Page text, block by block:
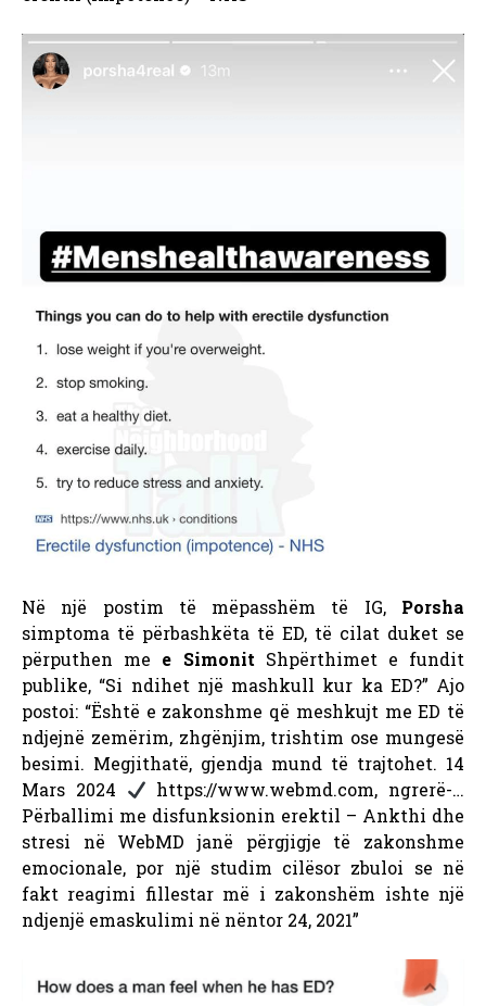
Në një postim të mëpasshëm të IG, Porsha
simptoma të përbashkëta të ED, të cilat duket se
përputhen me e SimonitShpërthimet e fundit
publike, “Si ndihet një mashkull kur ka ED?” Ajo
postoi: “Është e zakonshme që meshkujt me ED të
ndjejnë zemërim, zhgënjim, trishtim ose mungesë
besimi. Megjithatë, gjendja mund të trajtohet. 14
Mars 2024
https://www.webmd.com, ngrerë-…
Përballimi me disfunksionin erektil – Ankthi dhe
stresi në WebMD janë përgjigje të zakonshme
emocionale, por një studim cilësor zbuloi se në
fakt reagimi fillestar më i zakonshëm ishte një
ndjenjë emaskulimi në nëntor 24, 2021”